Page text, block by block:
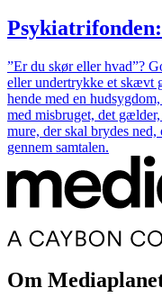
”Er du skør eller hvad”?
eller undertrykke et skævt
hende med en
med misbruget, det
mure, der skal brydes ned,
gennem samtalen.
Om